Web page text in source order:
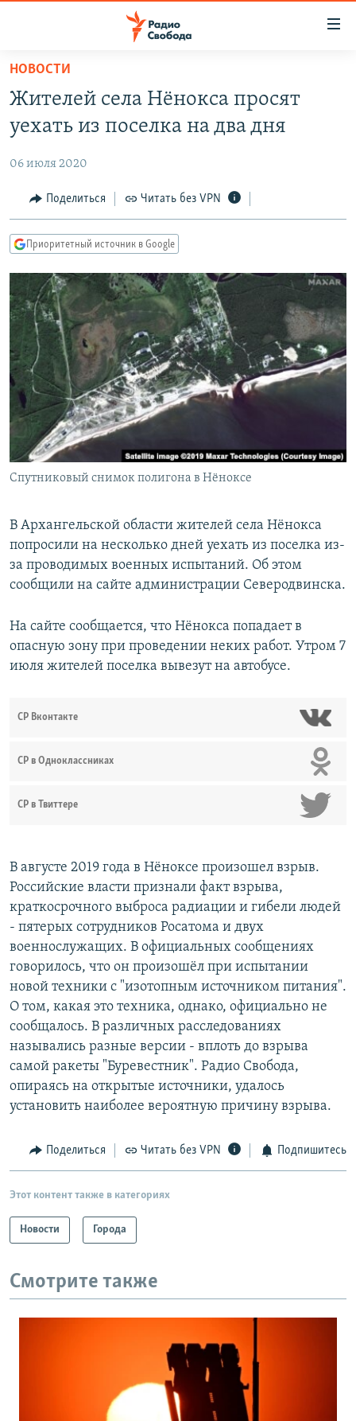
упрощенного
доступа
основному
Вернутся
главной
навигации
Вернутся
поиску
ЦИТАТЫ СВОБОДЫ
МНЕНИЯ
IDEL.РЕАЛИИ
КАВКАЗ.РЕАЛИИ
СЕВЕР.РЕАЛИИ
СИБИРЬ.РЕАЛИИ
РАСПИСАНИЕ ВЕЩАНИЯ
ПОДПИШИТЕСЬ НА РАССЫЛКУ
СОЦИАЛЬНЫЕ СЕТИ
Все сайты РСЕ/РС
НОВОСТИ
Жителей села Нёнокса просят
уехать из поселка на два дня
06 июля 2020
Поделиться Читать без VPN
Приоритетный источник в Google
Спутниковый снимок полигона в Нёноксе
В Архангельской области жителей села Нёнокса
попросили на несколько дней уехать из поселка из-
за проводимых военных испытаний. Об этом
сообщили на сайте администрации Северодвинска.
На сайте сообщается, что Нёнокса попадает в
опасную зону при проведении неких работ. Утром 7
июля жителей поселка вывезут на автобусе.
СР Вконтакте
СР в Одноклассниках
СР в Твиттере
В августе 2019 года в Нёноксе произошел взрыв.
Российские власти признали факт взрыва,
краткосрочного выброса радиации и гибели людей
- пятерых сотрудников Росатома и двух
военнослужащих. В официальных сообщениях
говорилось, что он произошёл при испытании
новой техники с "изотопным источником питания".
О том, какая это техника, однако, официально не
сообщалось. В различных расследованиях
назывались разные версии - вплоть до взрыва
самой ракеты "Буревестник". Радио Свобода,
опираясь на открытые источники, удалось
установить наиболее вероятную причину взрыва.
Поделиться Читать без VPN Подпишитесь
Этот контент также в категориях
Новости Города
Смотрите также